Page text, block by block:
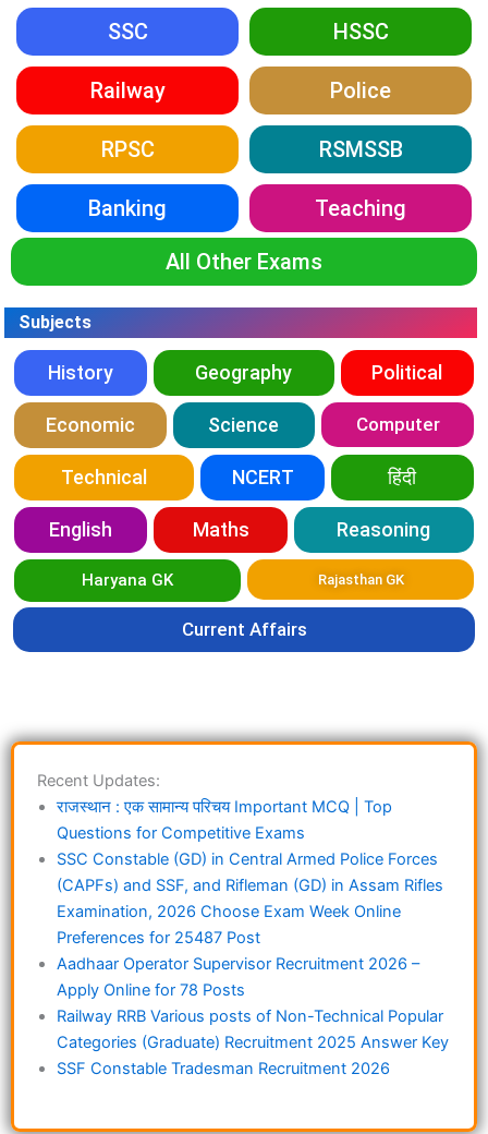
SSC HSSC
Railway Police
RPSC RSMSSB
Banking Teaching
All Other Exams
Subjects
History Geography Political
Economic Science Computer
Technical NCERT हिंदी
English Maths Reasoning
Haryana GK Rajasthan GK
Current Affairs
Recent Updates:
राजस्थान : एक सामान्य परिचय Important MCQ | Top
Questions for Competitive Exams
SSC Constable (GD) in Central Armed Police Forces
(CAPFs) and SSF, and Rifleman (GD) in Assam Rifles
Examination, 2026 Choose Exam Week Online
Preferences for 25487 Post
Aadhaar Operator Supervisor Recruitment 2026 –
Apply Online for 78 Posts
Railway RRB Various posts of Non-Technical Popular
Categories (Graduate) Recruitment 2025 Answer Key
SSF Constable Tradesman Recruitment 2026